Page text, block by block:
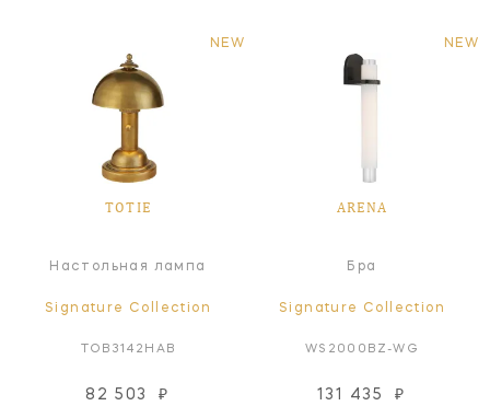
NEW
TOTIE
Настольная лампа
Signature Collection
TOB3142HAB
82 503 ₽
NEW
ARENA
Бра
Signature Collection
WS2000BZ-WG
131 435 ₽